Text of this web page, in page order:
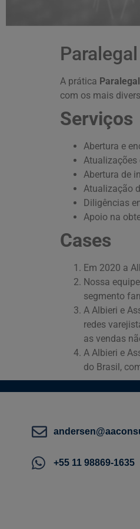
Paralegal
A prática Paralegal
com os mais
Serviços
Abertura e
Atualizações
Abertura de
Atualização
Diligências
Apoio na
Cases
Em 2020 a
Nossa
segmento
A Albieri e
redes
as vendas
A Albieri e
do Brasil,
+55 11 98869-1635